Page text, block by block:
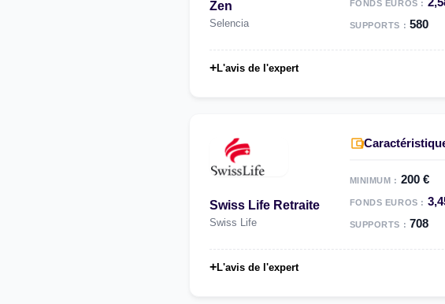
Zen
Selencia
FONDS EUROS :
SUPPORTS : 580
+L'avis de l'expert
Swiss Life Retraite
Swiss Life
MINIMUM : 200 €
FONDS EUROS :
SUPPORTS : 708
+L'avis de l'expert